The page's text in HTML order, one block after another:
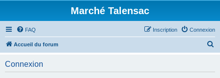
Marché Talensac
FAQ Connexion
Inscription
Accueil du forum
Connexion